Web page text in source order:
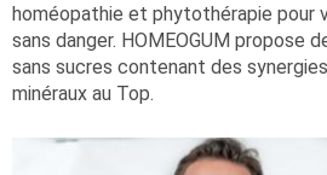
homéopathie et phytothérapie pour
sans danger. HOMEOGUM propose
sans sucres contenant des
minéraux au Top.